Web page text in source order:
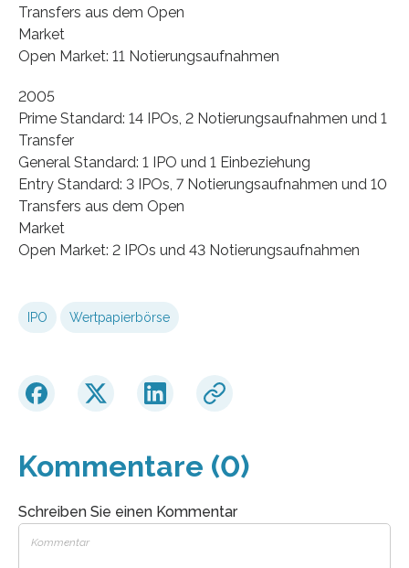
Transfers aus dem Open
Market
Open Market: 11 Notierungsaufnahmen
2005
Prime Standard: 14 IPOs, 2 Notierungsaufnahmen und 1
Transfer
General Standard: 1 IPO und 1 Einbeziehung
Entry Standard: 3 IPOs, 7 Notierungsaufnahmen und 10
Transfers aus dem Open
Market
Open Market: 2 IPOs und 43 Notierungsaufnahmen
IPO Wertpapierbörse
Kommentare (0)
Schreiben Sie einen Kommentar